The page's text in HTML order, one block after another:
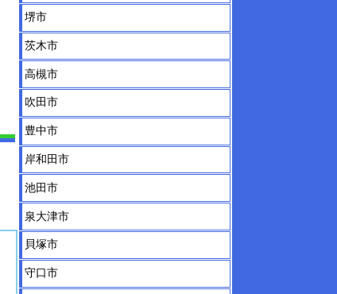
堺市
茨木市
高槻市
吹田市
豊中市
岸和田市
池田市
泉大津市
貝塚市
守口市